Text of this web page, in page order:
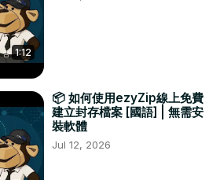
1:12
📦 如何使用ezyZip線上免費
建立封存檔案 [國語] | 無需安
裝軟體
Jul 12, 2026